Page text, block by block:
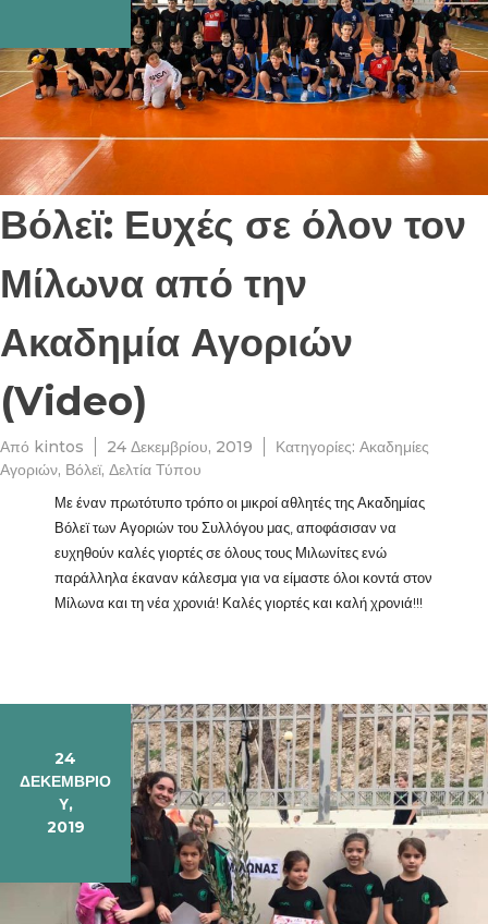
Βόλεϊ: Ευχές σε όλον τον
Μίλωνα από την
Ακαδημία Αγοριών
(Video)
Από kintos 24 Δεκεμβρίου, 2019 Κατηγορίες: Ακαδημίες
Αγοριών, Βόλεϊ, Δελτία Τύπου
Με έναν πρωτότυπο τρόπο οι μικροί αθλητές της Ακαδημίας
Βόλεϊ των Αγοριών του Συλλόγου μας, αποφάσισαν να
ευχηθούν καλές γιορτές σε όλους τους Μιλωνίτες ενώ
παράλληλα έκαναν κάλεσμα για να είμαστε όλοι κοντά στον
Μίλωνα και τη νέα χρονιά! Καλές γιορτές και καλή χρονιά!!!
24
ΔΕΚΕΜΒΡΊΟ
Υ,
2019